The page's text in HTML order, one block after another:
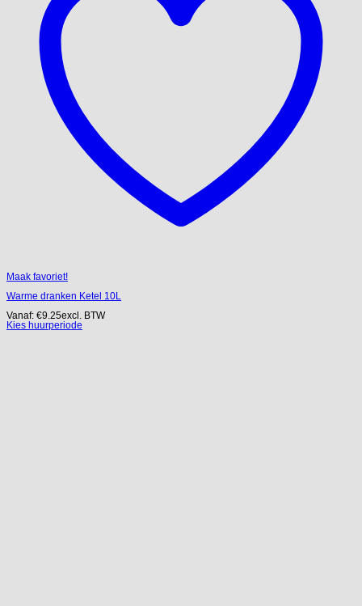
Maak favoriet!
Warme dranken Ketel 10L
Vanaf: €9.25excl. BTW
Kies huurperiode